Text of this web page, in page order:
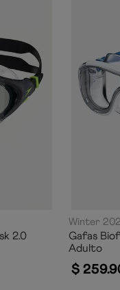
2.0
Winter
Gafas
Adulto
$ 259.